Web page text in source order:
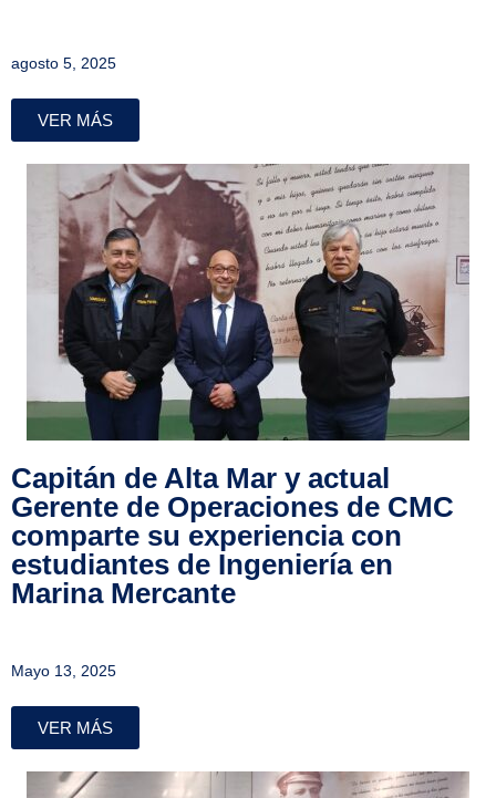
agosto 5, 2025
VER MÁS
Capitán de Alta Mar y actual
Gerente de Operaciones de CMC
comparte su experiencia con
estudiantes de Ingeniería en
Marina Mercante
Mayo 13, 2025
VER MÁS